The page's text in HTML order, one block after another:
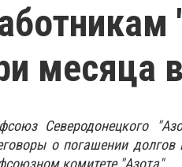
месяца
Северодонецкого
о погашении
комитете "Азота".